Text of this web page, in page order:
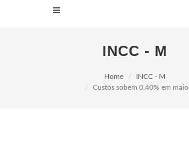
INCC - M
Home
INCC - M
Custos sobem 0,40% em maio